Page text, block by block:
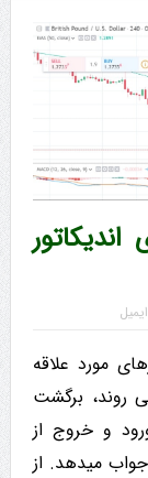
ایمیل
مورد علاقه
روند، برگشت
و خروج از
میدهد. از